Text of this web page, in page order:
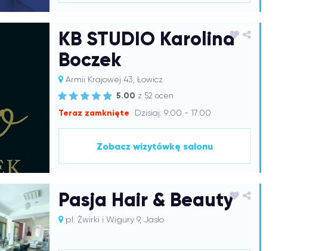
KB STUDIO Karolina
Boczek
Armii Krajowej 43, Łowicz
5.00 z 52 ocen
Teraz zamknięte Dzisiaj: 9:00 - 17:00
Zobacz wizytówkę salonu
Pasja Hair & Beauty
pl. Żwirki i Wigury 9, Jasło